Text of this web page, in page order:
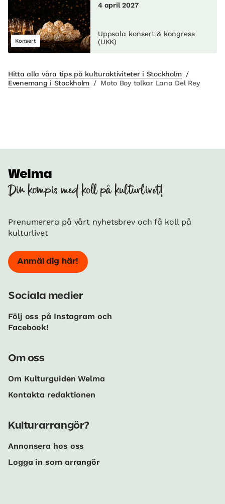
Konsert
4 april 2027
Uppsala konsert & kongress
(UKK)
Hitta alla våra tips på kulturaktiviteter i Stockholm /
Evenemang i Stockholm / Moto Boy tolkar Lana Del Rey
Din kompis med koll på kulturlivet!
Prenumerera på vårt nyhetsbrev och få koll på
kulturlivet
Anmäl dig här!
Sociala medier
Följ oss på Instagram och
Facebook!
Om oss
Om Kulturguiden Welma
Kontakta redaktionen
Kulturarrangör?
Annonsera hos oss
Logga in som arrangör